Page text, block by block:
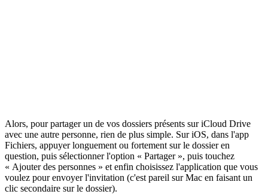
Alors, pour partager un de vos dossiers présents sur iCloud Drive
avec une autre personne, rien de plus simple. Sur iOS, dans l'app
Fichiers, appuyer longuement ou fortement sur le dossier en
question, puis sélectionner l'option « Partager », puis touchez
« Ajouter des personnes » et enfin choisissez l'application que vous
voulez pour envoyer l'invitation (c'est pareil sur Mac en faisant un
clic secondaire sur le dossier).